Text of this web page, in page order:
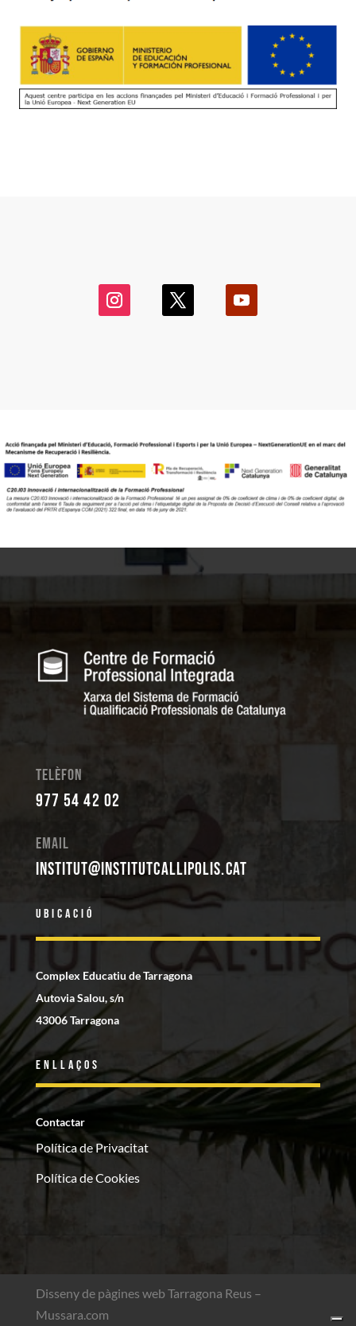
Telèfon
977 54 42 02
Email
institut@institutcallipolis.cat
Ubicació
Complex Educatiu de Tarragona
Autovia Salou, s/n
43006 Tarragona
Enllaços
Contactar
Política de Privacitat
Política de Cookies
Disseny de pàgines web Tarragona Reus –
Mussara.com